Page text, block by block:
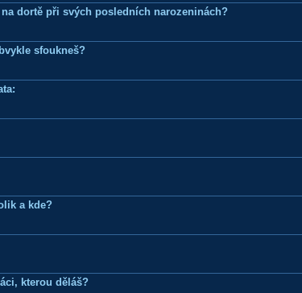
dortě při svých posledních narozeninách?
sfoukneš?
a kde?
kterou děláš?